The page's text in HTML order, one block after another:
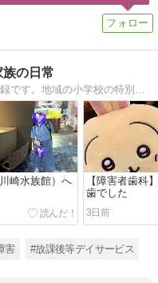
の日常
自閉症の小学５年生の娘と家族の記録です。地域の小学校の特別支援学級に在籍しています。
崎水族館）へ
【障害者歯科
歯でした
3日前
害 #放課後等デイサービス